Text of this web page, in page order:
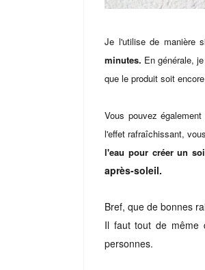
Je l'utilise de manière
minutes. En générale,
que le produit soit
Vous pouvez
l'effet rafraîchissant,
l'eau pour créer un
après-soleil.
Bref, que de bonnes
Il faut tout de même
personnes.